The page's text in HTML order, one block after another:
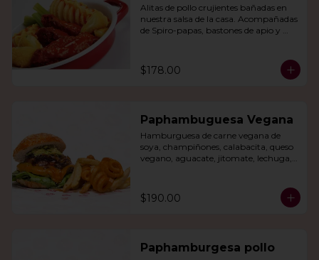
Alitas de pollo crujientes bañadas en
nuestra salsa de la casa. Acompañadas
de Spiro-papas, bastones de apio y
$178.00
Paphambuguesa Vegana
Hamburguesa de carne vegana de
soya, champiñones, calabacita, queso
vegano, aguacate, jitomate, lechuga,
$190.00
Paphamburgesa pollo